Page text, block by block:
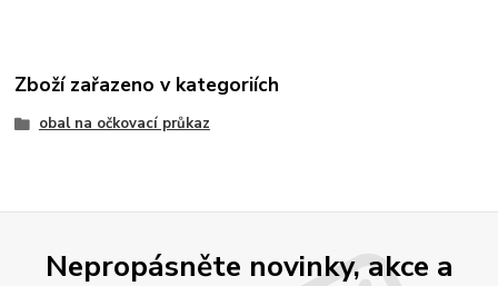
Zboží zařazeno v kategoriích
obal na očkovací průkaz
Nepropásněte novinky, akce a